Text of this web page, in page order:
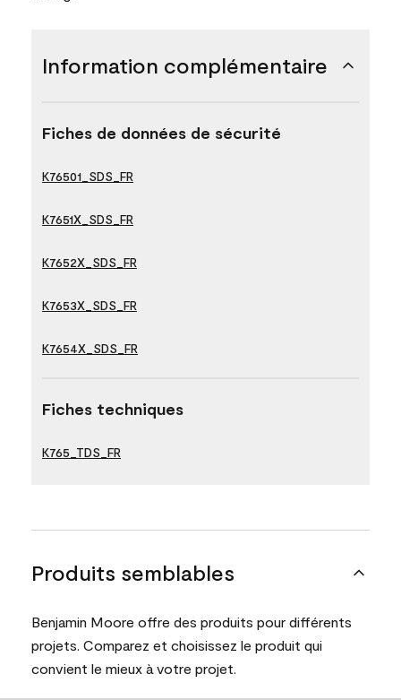
Information complémentaire
Fiches de données de sécurité
K76501_SDS_FR
K7651X_SDS_FR
K7652X_SDS_FR
K7653X_SDS_FR
K7654X_SDS_FR
Fiches techniques
K765_TDS_FR
Produits semblables
Benjamin Moore offre des produits pour différents
projets. Comparez et choisissez le produit qui
convient le mieux à votre projet.